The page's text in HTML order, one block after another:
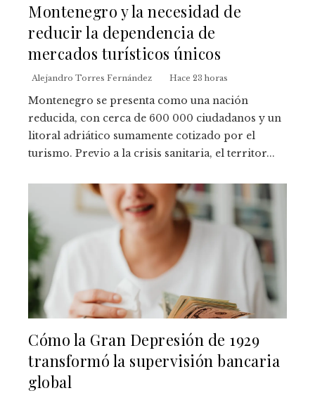
Montenegro y la necesidad de
reducir la dependencia de
mercados turísticos únicos
Alejandro Torres Fernández Hace 23 horas
Montenegro se presenta como una nación
reducida, con cerca de 600 000 ciudadanos y un
litoral adriático sumamente cotizado por el
turismo. Previo a la crisis sanitaria, el territor...
Cómo la Gran Depresión de 1929
transformó la supervisión bancaria
global